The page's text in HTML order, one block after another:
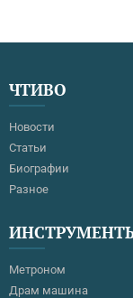
ЧТИВО
Новости
Статьи
Биографии
Разное
Метроном
Драм машина